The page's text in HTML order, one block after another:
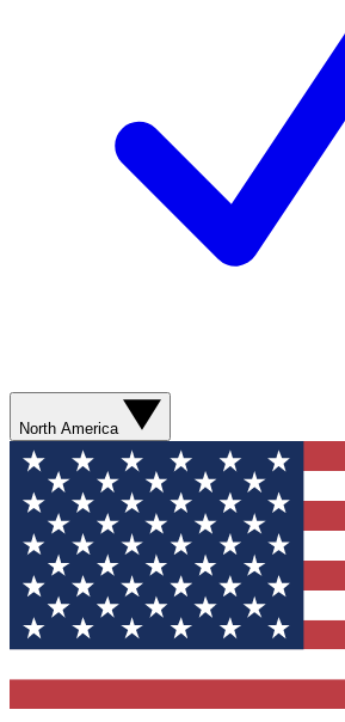
North America